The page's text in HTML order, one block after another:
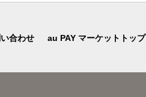
合わせ au PAY マーケットトップ